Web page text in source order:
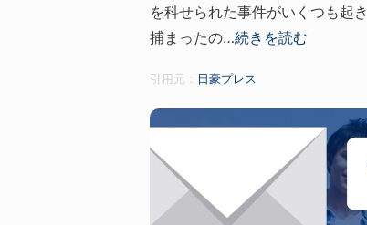
を科せられた事件がいくつも起
捕まったの…続きを読む
引用元： 日豪プレス